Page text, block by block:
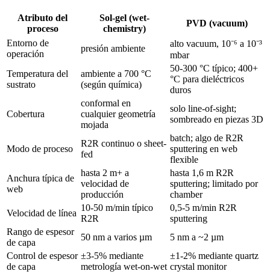
Atributo del
proceso
Sol-gel (wet-
chemistry)
PVD (vacuum)
Entorno de
operación
presión ambiente
alto vacuum, 10⁻⁶ a 10⁻³
mbar
Temperatura del
sustrato
ambiente a 700 °C
(según química)
50-300 °C típico; 400+
°C para dieléctricos
duros
Cobertura
conformal en
cualquier geometría
mojada
solo line-of-sight;
sombreado en piezas 3D
Modo de proceso
R2R continuo o sheet-
fed
batch; algo de R2R
sputtering en web
flexible
Anchura típica de
web
hasta 2 m+ a
velocidad de
producción
hasta 1,6 m R2R
sputtering; limitado por
chamber
Velocidad de línea
10-50 m/min típico
R2R
0,5-5 m/min R2R
sputtering
Rango de espesor
de capa
50 nm a varios µm
5 nm a ~2 µm
Control de espesor
de capa
±3-5% mediante
metrología wet-on-wet
±1-2% mediante quartz
crystal monitor